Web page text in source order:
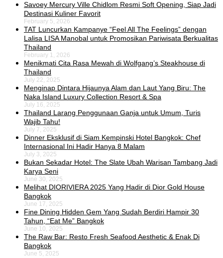
Savoey Mercury Ville Chidlom Resmi Soft Opening, Siap Jadi
Destinasi Kuliner Favorit
February 5, 2026
TAT Luncurkan Kampanye “Feel All The Feelings” dengan
Lalisa LISA Manobal untuk Promosikan Pariwisata Berkualitas
Thailand
February 1, 2026
Menikmati Cita Rasa Mewah di Wolfgang’s Steakhouse di
Thailand
July 22, 2025
Menginap Dintara Hijaunya Alam dan Laut Yang Biru: The
Naka Island Luxury Collection Resort & Spa
July 16, 2025
Thailand Larang Penggunaan Ganja untuk Umum, Turis
Wajib Tahu!
July 7, 2025
Dinner Eksklusif di Siam Kempinski Hotel Bangkok: Chef
Internasional Ini Hadir Hanya 8 Malam
July 3, 2025
Bukan Sekadar Hotel: The Slate Ubah Warisan Tambang Jadi
Karya Seni
June 30, 2025
Melihat DIORIVIERA 2025 Yang Hadir di Dior Gold House
Bangkok
June 17, 2025
Fine Dining Hidden Gem Yang Sudah Berdiri Hampir 30
Tahun, “Eat Me” Bangkok
June 10, 2025
The Raw Bar: Resto Fresh Seafood Aesthetic & Enak Di
Bangkok
June 5, 2025